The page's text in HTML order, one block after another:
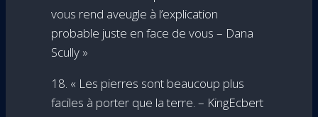
vous rend aveugle à l’explication
probable juste en face de vous – Dana
Scully »
18. « Les pierres sont beaucoup plus
faciles à porter que la terre. – KingEcbert